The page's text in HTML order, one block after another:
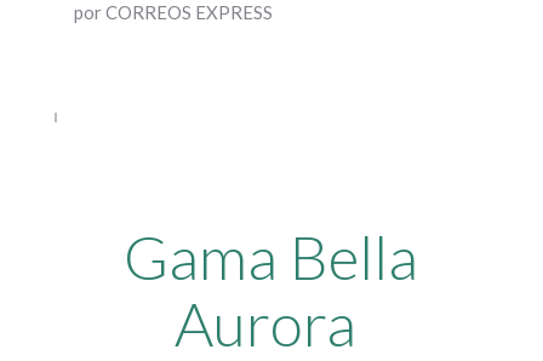
por CORREOS EXPRESS
Gama Bella
Aurora